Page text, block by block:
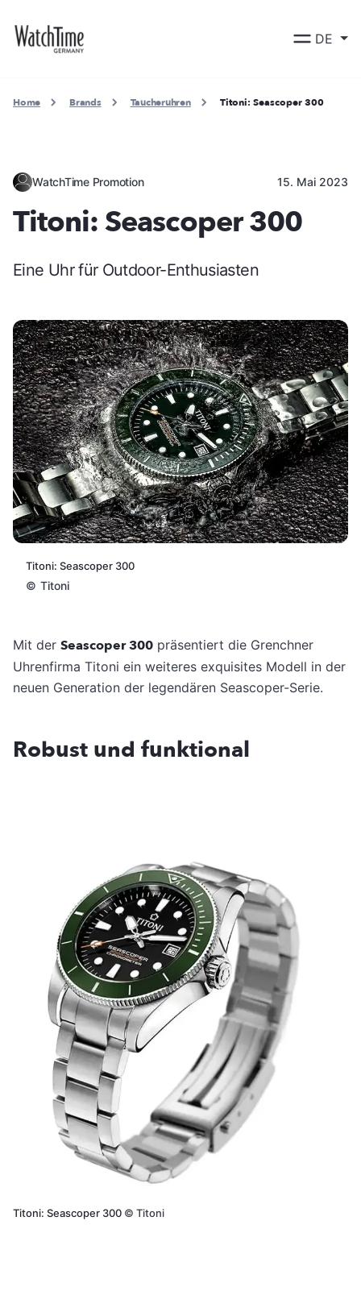
DE
Home Brands Taucheruhren Titoni: Seascoper 300
WatchTime Promotion 15. Mai 2023
Titoni: Seascoper 300
Eine Uhr für Outdoor-Enthusiasten
Titoni: Seascoper 300
© Titoni
Mit der Seascoper 300 präsentiert die Grenchner
Uhrenfirma Titoni ein weiteres exquisites Modell in der
neuen Generation der legendären Seascoper-Serie.
Robust und funktional
Titoni: Seascoper 300 © Titoni